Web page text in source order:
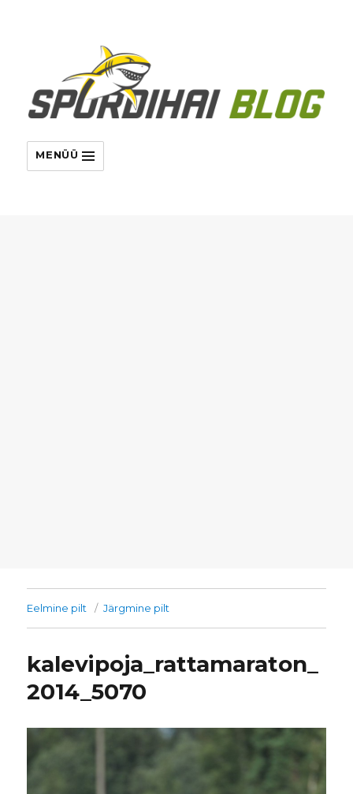
MENÜÜ
Eelmine pilt Järgmine pilt
kalevipoja_rattamaraton_
2014_5070